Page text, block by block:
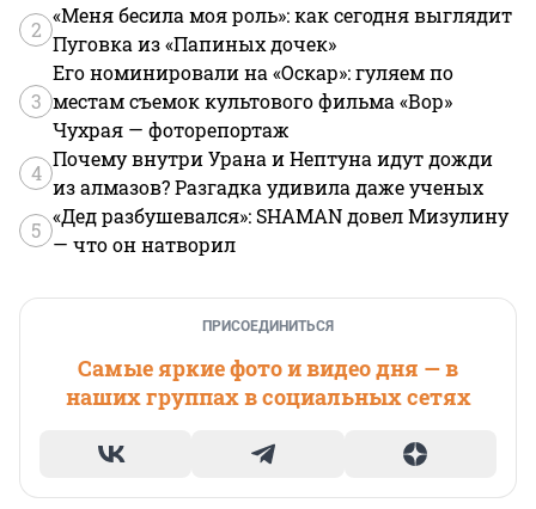
2
«Меня бесила моя роль»: как сегодня выглядит
Пуговка из «Папиных дочек»
3
Его номинировали на «Оскар»: гуляем по
местам съемок культового фильма «Вор»
Чухрая — фоторепортаж
4
Почему внутри Урана и Нептуна идут дожди
из алмазов? Разгадка удивила даже ученых
5
«Дед разбушевался»: SHAMAN довел Мизулину
— что он натворил
ПРИСОЕДИНИТЬСЯ
Самые яркие фото и видео дня — в
наших группах в социальных сетях